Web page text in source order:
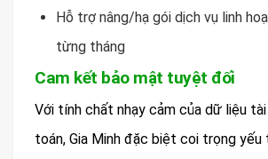
Hỗ trợ nâng/hạ gói dịch vụ linh
từng tháng
Cam kết bảo mật tuyệt đối
Với tính chất nhạy cảm của dữ liệu
toán, Gia Minh đặc biệt coi trọng yếu